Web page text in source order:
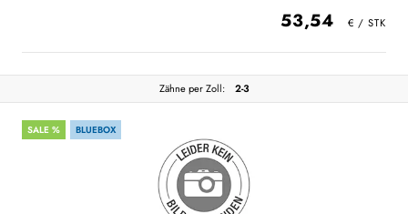
53,54
Zähne per Zoll: 2-3
SALE % BLUEBOX